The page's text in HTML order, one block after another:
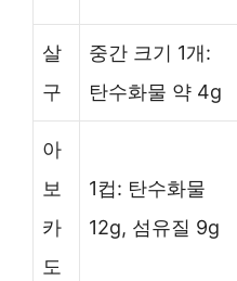
살
구
중간 크기 1개:
탄수화물 약 4g
아
보
카
도
1컵: 탄수화물
12g, 섬유질 9g